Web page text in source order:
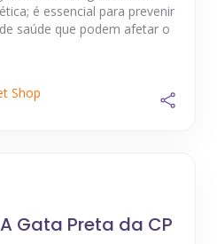
é essencial para prevenir
saúde que podem afetar o
Shop
Gata Preta da CP